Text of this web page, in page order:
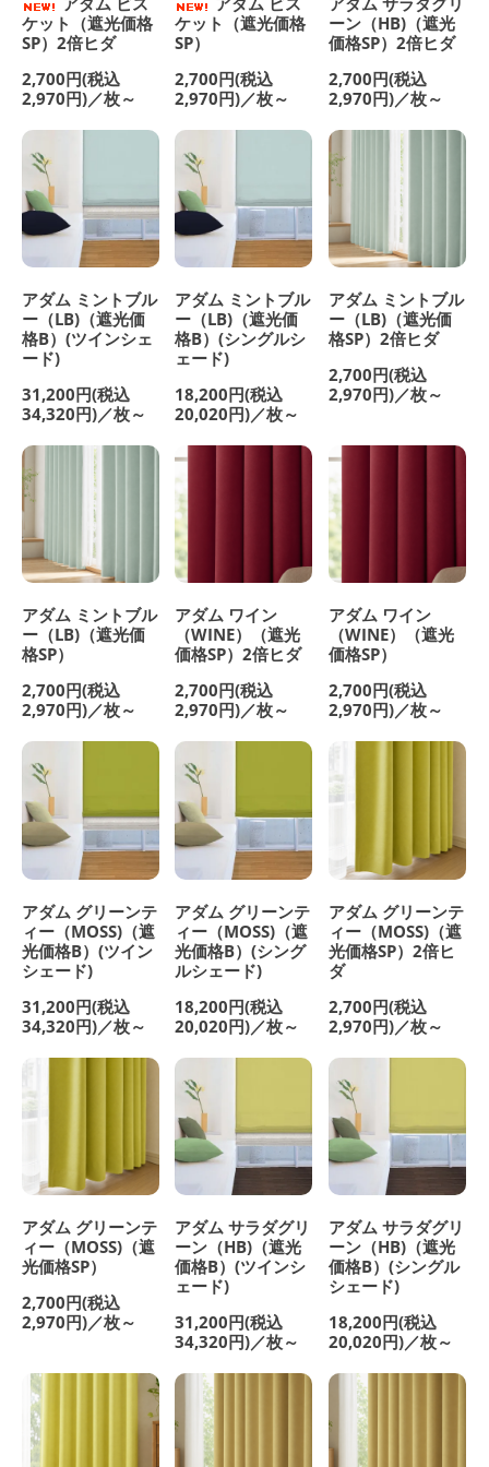
ケット（遮光価格
SP）2倍ヒダ
2,700円(税込
2,970円)／枚～
ケット（遮光価格
SP）
2,700円(税込
2,970円)／枚～
ーン（HB)（遮光
価格SP）2倍ヒダ
2,700円(税込
2,970円)／枚～
アダム ミントブル
ー（LB)（遮光価
格B）(ツインシェ
ード)
31,200円(税込
34,320円)／枚～
アダム ミントブル
ー（LB)（遮光価
格B）(シングルシ
ェード)
18,200円(税込
20,020円)／枚～
アダム ミントブル
ー（LB)（遮光価
格SP）2倍ヒダ
2,700円(税込
2,970円)／枚～
アダム ミントブル
ー（LB)（遮光価
格SP）
2,700円(税込
2,970円)／枚～
アダム ワイン
（WINE）（遮光
価格SP）2倍ヒダ
2,700円(税込
2,970円)／枚～
アダム ワイン
（WINE）（遮光
価格SP）
2,700円(税込
2,970円)／枚～
アダム グリーンテ
ィー（MOSS)（遮
光価格B）(ツイン
シェード)
31,200円(税込
34,320円)／枚～
アダム グリーンテ
ィー（MOSS)（遮
光価格B）(シング
ルシェード)
18,200円(税込
20,020円)／枚～
アダム グリーンテ
ィー（MOSS)（遮
光価格SP）2倍ヒ
ダ
2,700円(税込
2,970円)／枚～
アダム グリーンテ
ィー（MOSS)（遮
光価格SP）
2,700円(税込
2,970円)／枚～
アダム サラダグリ
ーン（HB)（遮光
価格B）(ツインシ
ェード)
31,200円(税込
34,320円)／枚～
アダム サラダグリ
ーン（HB)（遮光
価格B）(シングル
シェード)
18,200円(税込
20,020円)／枚～